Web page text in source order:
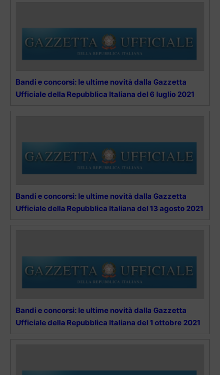
Bandi e concorsi: le ultime novità dalla Gazzetta
Ufficiale della Repubblica Italiana del 6 luglio 2021
Bandi e concorsi: le ultime novità dalla Gazzetta
Ufficiale della Repubblica Italiana del 13 agosto 2021
Bandi e concorsi: le ultime novità dalla Gazzetta
Ufficiale della Repubblica Italiana del 1 ottobre 2021